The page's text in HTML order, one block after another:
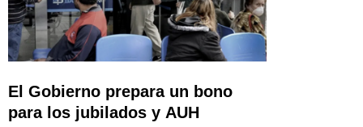
El Gobierno prepara un bono
para los jubilados y AUH